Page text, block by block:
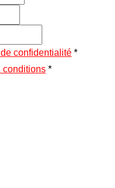
confidentialité *
conditions *